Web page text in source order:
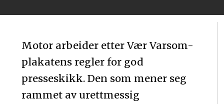
Motor arbeider etter Vær Varsom-
plakatens regler for god
presseskikk. Den som mener seg
rammet av urettmessig